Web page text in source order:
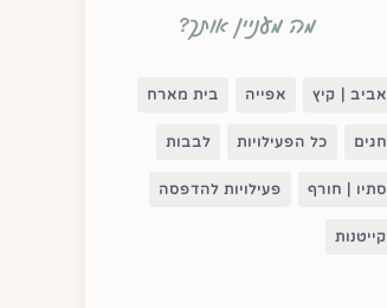
מה מעניין אותך?
אביב | קיץ אפייה בית מארח
חגים כל הפעילויות לבבות
סתיו | חורף פעילויות להדפסה
קייטנות